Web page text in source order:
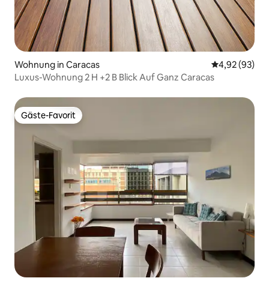
Wohnung in Caracas
4,92 (93)
Luxus-Wohnung 2 H +2 B Blick Auf Ganz Caracas
Gäste-Favorit
Gäste-Favorit